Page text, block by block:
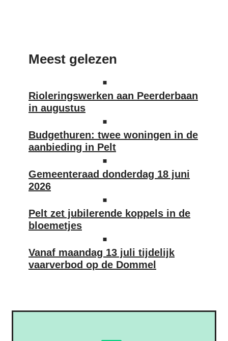
Meest gelezen
Rioleringswerken aan Peerderbaan
in augustus
Budgethuren: twee woningen in de
aanbieding in Pelt
Gemeenteraad donderdag 18 juni
2026
Pelt zet jubilerende koppels in de
bloemetjes
Vanaf maandag 13 juli tijdelijk
vaarverbod op de Dommel